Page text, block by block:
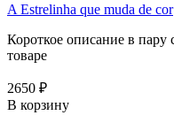
A Estrelinha que muda de cor
Короткое описание в пару
товаре
2650 ₽
В корзину